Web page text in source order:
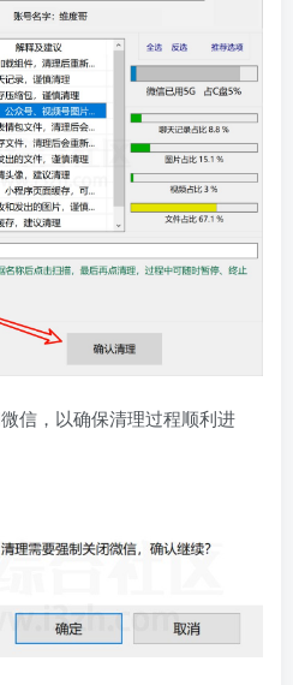
信，以确保清理过程顺利进